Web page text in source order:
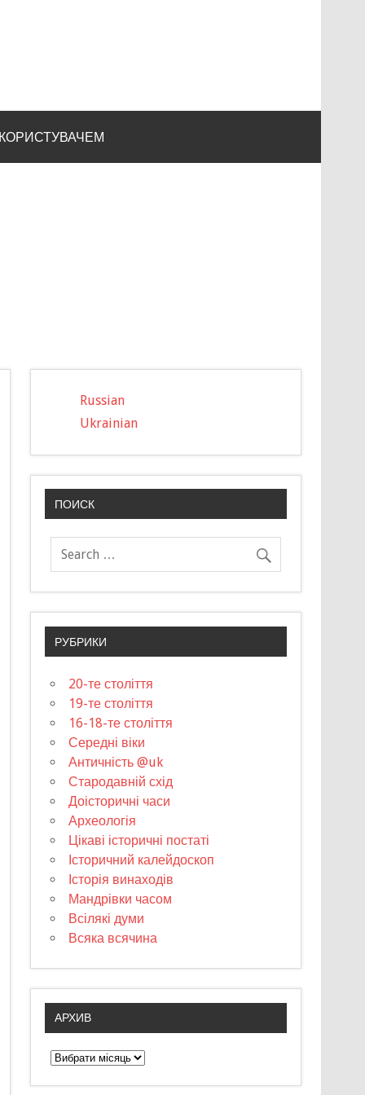
Russian
Ukrainian
ПОИСК
РУБРИКИ
20-те століття
19-те століття
16-18-те століття
Середні віки
Античність @uk
Стародавній схід
Доісторичні часи
Археологія
Цікаві історичні постаті
Історичний калейдоскоп
Історія винаходів
Мандрівки часом
Всілякі думи
Всяка всячина
АРХИВ
А
р
х